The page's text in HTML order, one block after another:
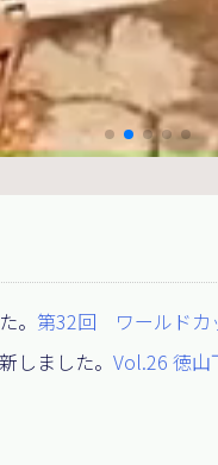
。 第32回 ワールドカ
しました。 Vol.26 徳山